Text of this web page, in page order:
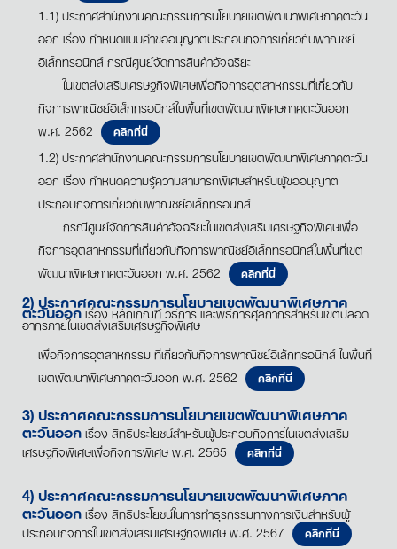
1.1) ประกาศสำนักงานคณะกรรมการนโยบายเขตพัฒนาพิเศษภาคตะวัน
ออก เรื่อง กำหนดแบบคำขออนุญาตประกอบกิจการเกี่ยวกับพาณิชย์
อิเล็กทรอนิกส์ กรณีศูนย์จัดการสินค้าอัจฉริยะ
ในเขตส่งเสริมเศรษฐกิจพิเศษเพื่อกิจการอุตสาหกรรมที่เกี่ยวกับ
กิจการพาณิชย์อิเล็กทรอนิกส์ในพื้นที่เขตพัฒนาพิเศษภาคตะวันออก
พ.ศ. 2562
คลิกที่นี่
1.2) ประกาศสำนักงานคณะกรรมการนโยบายเขตพัฒนาพิเศษภาคตะวัน
ออก เรื่อง กำหนดความรู้ความสามารถพิเศษสำหรับผู้ขออนุญาต
ประกอบกิจการเกี่ยวกับพาณิชย์อิเล็กทรอนิกส์
กรณีศูนย์จัดการสินค้าอัจฉริยะในเขตส่งเสริมเศรษฐกิจพิเศษเพื่อ
กิจการอุตสาหกรรมที่เกี่ยวกับกิจการพาณิชย์อิเล็กทรอนิกส์ในพื้นที่เขต
พัฒนาพิเศษภาคตะวันออก พ.ศ. 2562
คลิกที่นี่
2) ประกาศคณะกรรมการนโยบายเขตพัฒนาพิเศษภาค
ตะวันออกเรื่อง หลักเกณฑ์ วิธีการ และพิธีการศุลกากรสำหรับเขตปลอด
อากรภายในเขตส่งเสริมเศรษฐกิจพิเศษ
เพื่อกิจการอุตสาหกรรม ที่เกี่ยวกับกิจการพาณิชย์อิเล็กทรอนิกส์ ในพื้นที่
เขตพัฒนาพิเศษภาคตะวันออก พ.ศ. 2562
คลิกที่นี่
3) ประกาศคณะกรรมการนโยบายเขตพัฒนาพิเศษภาค
ตะวันออกเรื่อง สิทธิประโยชน์สำหรับผู้ประกอบกิจการในเขตส่งเสริม
เศรษฐกิจพิเศษเพื่อกิจการพิเศษ พ.ศ. 2565 คลิกที่นี่
4) ประกาศคณะกรรมการนโยบายเขตพัฒนาพิเศษภาค
ตะวันออกเรื่อง สิทธิประโยชน์ในการทำธุรกรรมทางการเงินสำหรับผู้
ประกอบกิจการในเขตส่งเสริมเศรษฐกิจพิเศษ พ.ศ. 2567 คลิกที่นี่